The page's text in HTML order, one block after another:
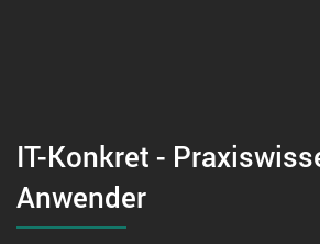
IT-Konkret -
Anwender